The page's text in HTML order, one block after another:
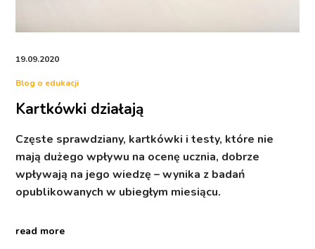
19.09.2020
Blog o edukacji
Kartkówki działają
Częste sprawdziany, kartkówki i testy, które nie
mają dużego wpływu na ocenę ucznia, dobrze
wpływają na jego wiedzę – wynika z badań
opublikowanych w ubiegłym miesiącu.
read more